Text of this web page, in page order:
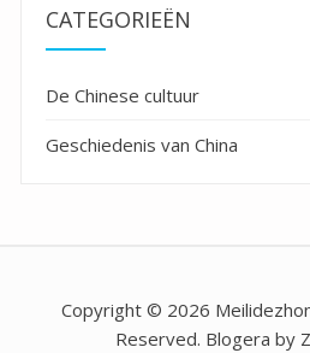
CATEGORIEËN
De Chinese cultuur
Geschiedenis van China
Copyright © 2026
Reserved. Blogera by